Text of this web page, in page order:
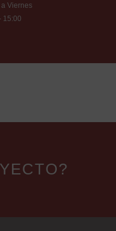
Viernes
15:00